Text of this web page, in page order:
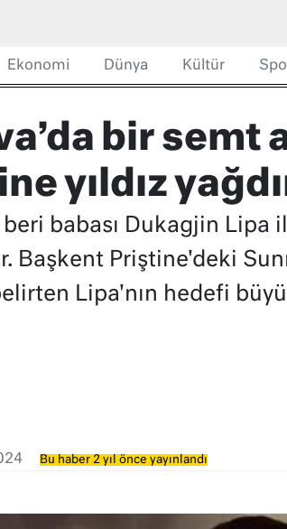
Ekonomi Dünya Kültür
bir semt
yıldız
beri babası Dukagjin
Başkent Priştine'deki
Lipa'nın hedefi
Bu haber 2 yıl önce yayınlandı